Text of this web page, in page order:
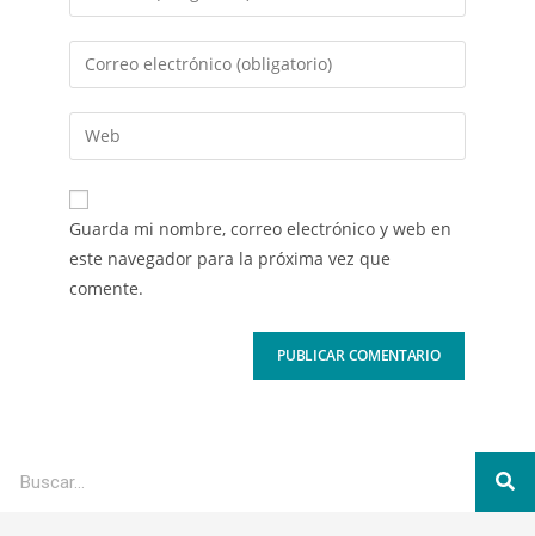
Guarda mi nombre, correo electrónico y web en
este navegador para la próxima vez que
comente.